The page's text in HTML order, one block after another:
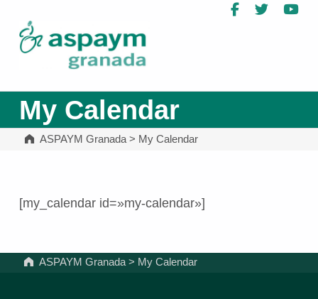
Facebook
Twitter
My Calendar
ASPAYM Granada> My Calendar
[my_calendar id=»my-calendar»]
ASPAYM Granada > My Calendar